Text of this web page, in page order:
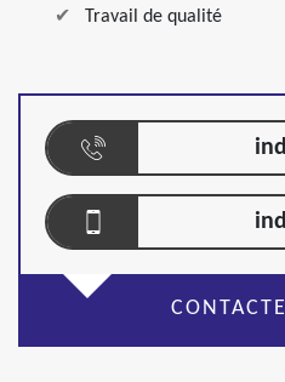
Travail de qualité